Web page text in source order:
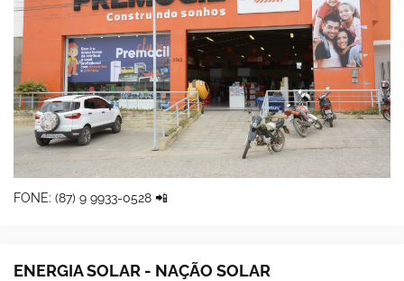
FONE: (87) 9 9933-0528 📲
ENERGIA SOLAR - NAÇÃO SOLAR